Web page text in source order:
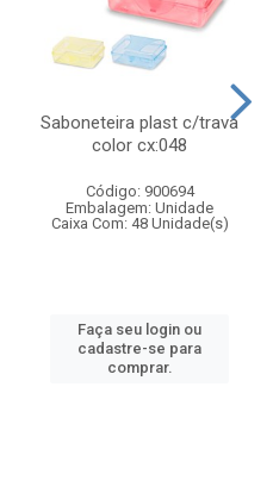
Saboneteira plast c/trava
color cx:048
Código: 900694
Embalagem: Unidade
Caixa Com: 48 Unidade(s)
Faça seu login ou
cadastre-se para
comprar.